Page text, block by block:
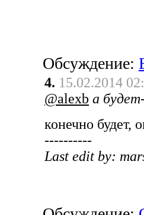
Обсуждение:
4. 15.02.2014
@alexb а
конечно будет,
----------
Last edit by: